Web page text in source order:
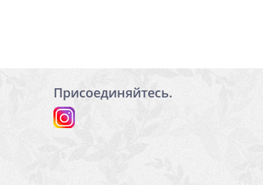
Присоединяйтесь.